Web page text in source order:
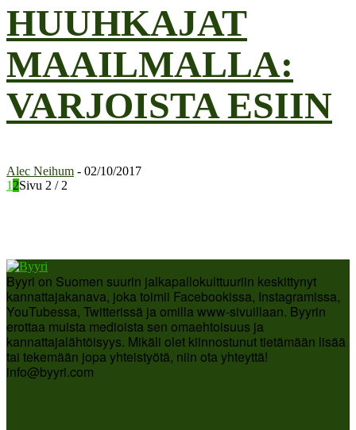
HUUHKAJAT
MAAILMALLA:
VARJOISTA ESIIN
Alec Neihum - 02/10/2017
1 2Sivu 2 / 2
Byyri on Suomen suurin jalkapallokulttuuriin keskittynyt
kannattajakanava, joka toimii Facebookissa, Instagramissa,
YouTubessa, Twitterissä ja omilla www-sivuillaan. Byyrin
erottaa muista medioista sen omaehtoisuus ja
kannattajalähtöisyys. Mikäli olet kiinnostunut tietämään lisää
tai tekemään jopa yhteistyötä, niin ota yhteyttä!
info@byyri.com